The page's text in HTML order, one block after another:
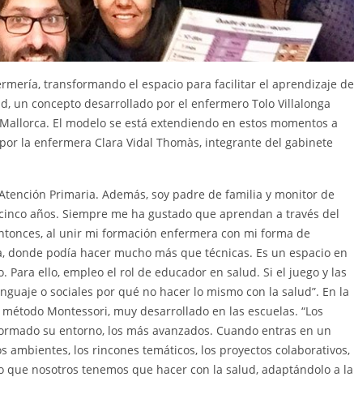
transformando el espacio para facilitar el aprendizaje de
un concepto desarrollado por el enfermero Tolo Villalonga
El modelo se está extendiendo en estos momentos a
la enfermera Clara Vidal Thomàs, integrante del gabinete
Primaria. Además, soy padre de familia y monitor de
años. Siempre me ha gustado que aprendan a través del
al unir mi formación enfermera con mi forma de
podía hacer mucho más que técnicas. Es un espacio en
ello, empleo el rol de educador en salud. Si el juego y las
o sociales por qué no hacer lo mismo con la salud”. En la
Montessori, muy desarrollado en las escuelas. “Los
su entorno, los más avanzados. Cuando entras en un
los rincones temáticos, los proyectos colaborativos,
nosotros tenemos que hacer con la salud, adaptándolo a la